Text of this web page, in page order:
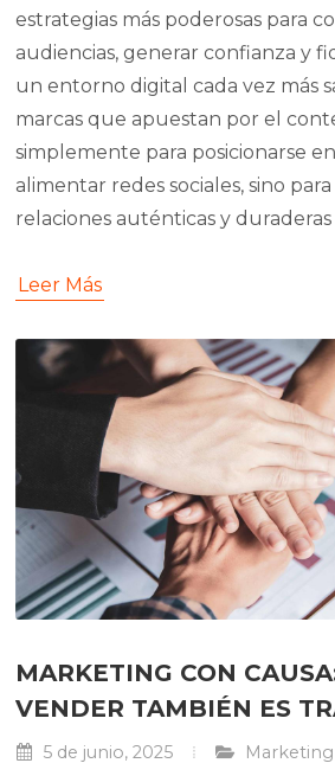
estrategias más poderosas para
audiencias, generar confianza y
un entorno digital cada vez más
marcas que apuestan por el
simplemente para posicionarse
alimentar redes sociales, sino
relaciones auténticas y
Leer Más
MARKETING CON
VENDER TAMBIÉN ES
5 de junio, 2025 Marketing